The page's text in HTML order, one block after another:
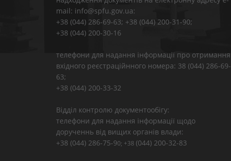
mail: info@spfu.gov.ua:
+38 (044) 286-69-63; +38 (044) 200-31-90;
+38 (044) 200-30-16
телефони для надання інформації про отримання
вхідного реєстраційнного номера: 38 (044) 286-69-
63;
+38 (044) 200-33-32
Відділ контролю документообігу:
телефони для надання інформації щодо
дорученнь від вищих органів влади:
+38 (044) 286-75-90; +38 (044) 200-32-83